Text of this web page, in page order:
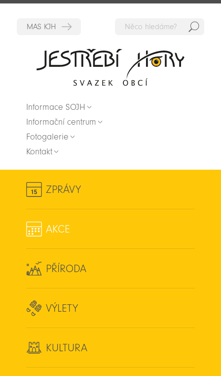
Informace SOJH
Informační centrum
Fotogalerie
Kontakt
ZPRÁVY
AKCE
PŘÍRODA
VÝLETY
KULTURA